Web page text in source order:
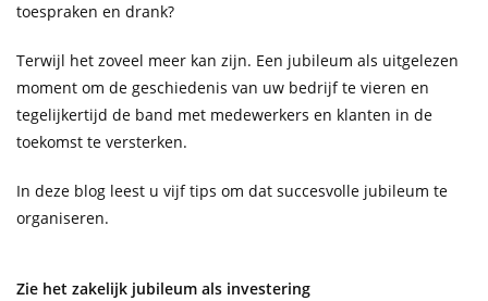
toespraken en drank?
Terwijl het zoveel meer kan zijn. Een jubileum als uitgelezen
moment om de geschiedenis van uw bedrijf te vieren en
tegelijkertijd de band met medewerkers en klanten in de
toekomst te versterken.
In deze blog leest u vijf tips om dat succesvolle jubileum te
organiseren.
Zie het zakelijk jubileum als investering